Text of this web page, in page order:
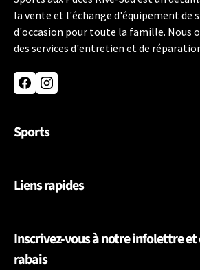
la vente et l'échange d'équipement de
d'occasion pour toute la famille. Nous
des services d'entretien et de
FacebookInstagram
Sports
Liens rapides
Inscrivez-vous à notre infolettre et
rabais